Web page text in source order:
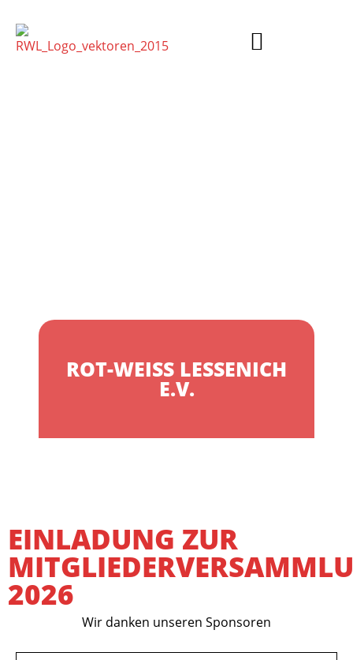
ROT-WEISS LESSENICH E
.V.
EINLADUNG ZUR
2026
Wir danken unseren Sponsoren